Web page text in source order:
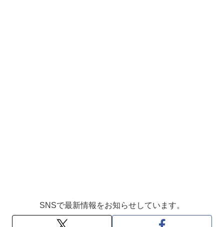
SNSで最新情報をお知らせしています。